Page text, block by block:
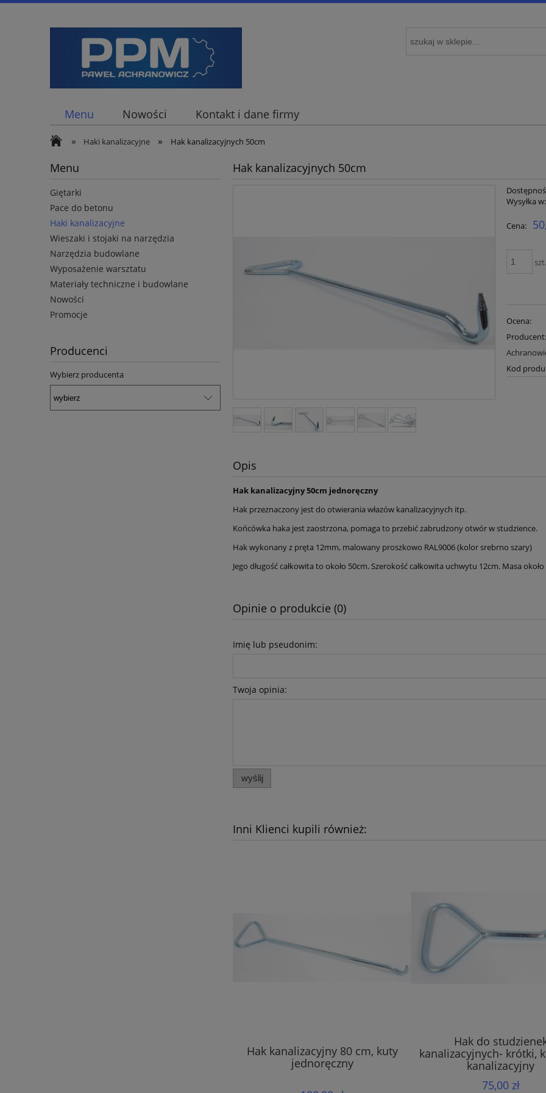
Menu Nowości Kontakt i dane firmy
» Haki kanalizacyjne » Hak kanalizacyjnych 50cm
Menu
Giętarki
Pace do betonu
Haki kanalizacyjne
Wieszaki i stojaki na narzędzia
Narzędzia budowlane
Wyposażenie warsztatu
Materiały techniczne i budowlane
Nowości
Promocje
Producenci
Wybierz producenta
Hak kanalizacyjnych 50cm
Wysyłka w:
Cena:
Ocena:
Kod
Opis
Hak kanalizacyjny 50cm jednoręczny
Hak przeznaczony jest do otwierania włazów kanalizacyjnych itp.
Końcówka haka jest zaostrzona, pomaga to przebić zabrudzony otwór w studzience.
Hak wykonany z pręta 12mm, malowany proszkowo RAL9006 (kolor srebrno szary)
Jego długość całkowita to około 50cm. Szerokość całkowita uchwytu 12cm. Masa
Opinie o produkcie (0)
Imię lub pseudonim:
Twoja opinia:
wyślij
Inni Klienci kupili również:
Hak kanalizacyjny 80 cm, kuty
jednoręczny
Hak do
kanalizacyjnych- krótki,
kanalizacyjny
75,00 zł